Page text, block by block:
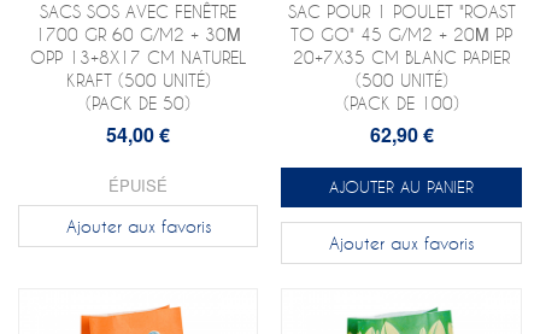
SACS SOS AVEC FENÊTRE
1700 GR 60 G/M2 + 30Μ
OPP 13+8X17 CM NATUREL
KRAFT (500 UNITÉ)
(PACK DE 50)
54,00 €
ÉPUISÉ
Ajouter aux favoris
SAC POUR 1 POULET "ROAST
TO GO" 45 G/M2 + 20Μ PP
20+7X35 CM BLANC PAPIER
(500 UNITÉ)
(PACK DE 100)
62,90 €
AJOUTER AU PANIER
Ajouter aux favoris